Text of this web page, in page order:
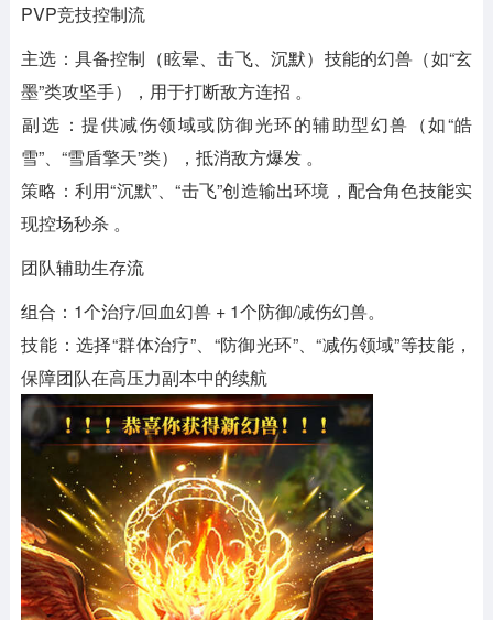
‌PVP竞技控制流‌
‌主选‌：具备控制（眩晕、击飞、沉默）技能的幻兽（如“玄
墨”类攻坚手），用于打断敌方连招 。
‌副选‌：提供减伤领域或防御光环的辅助型幻兽（如“皓
雪”、“雪盾擎天”类），抵消敌方爆发 。
‌策略‌：利用“沉默”、“击飞”创造输出环境，配合角色技能实
现控场秒杀 。‌‌
‌团队辅助生存流‌
‌组合‌：1个治疗/回血幻兽 + 1个防御/减伤幻兽。
‌技能‌：选择“群体治疗”、“防御光环”、“减伤领域”等技能，
保障团队在高压力副本中的续航